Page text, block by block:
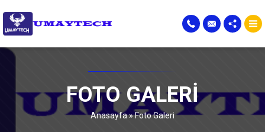
FOTO GALERI
Anasayfa»Foto Galeri